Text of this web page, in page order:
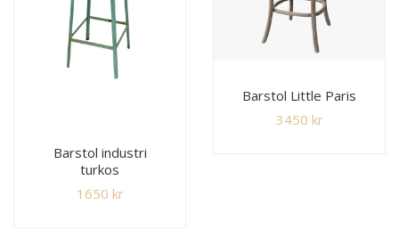
Barstol industri
turkos
1650 kr
Barstol Little Paris
3450 kr